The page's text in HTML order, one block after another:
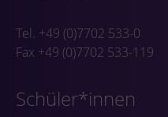
Tel. +49 (0)7702 533-0
Fax +49 (0)7702 533-119
Schüler*innen